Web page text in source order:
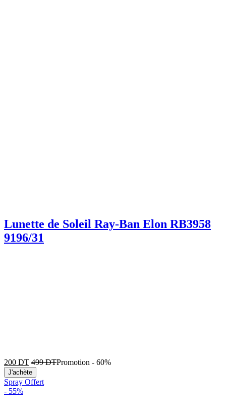
Lunette de Soleil Ray-Ban Elon RB3958
9196/31
200 DT 499DTPromotion - 60%
J'achète
Spray Offert
- 55%